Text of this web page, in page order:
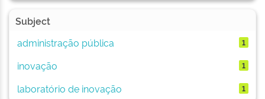
Subject
administração pública
1
inovação 1
laboratório de inovação 1